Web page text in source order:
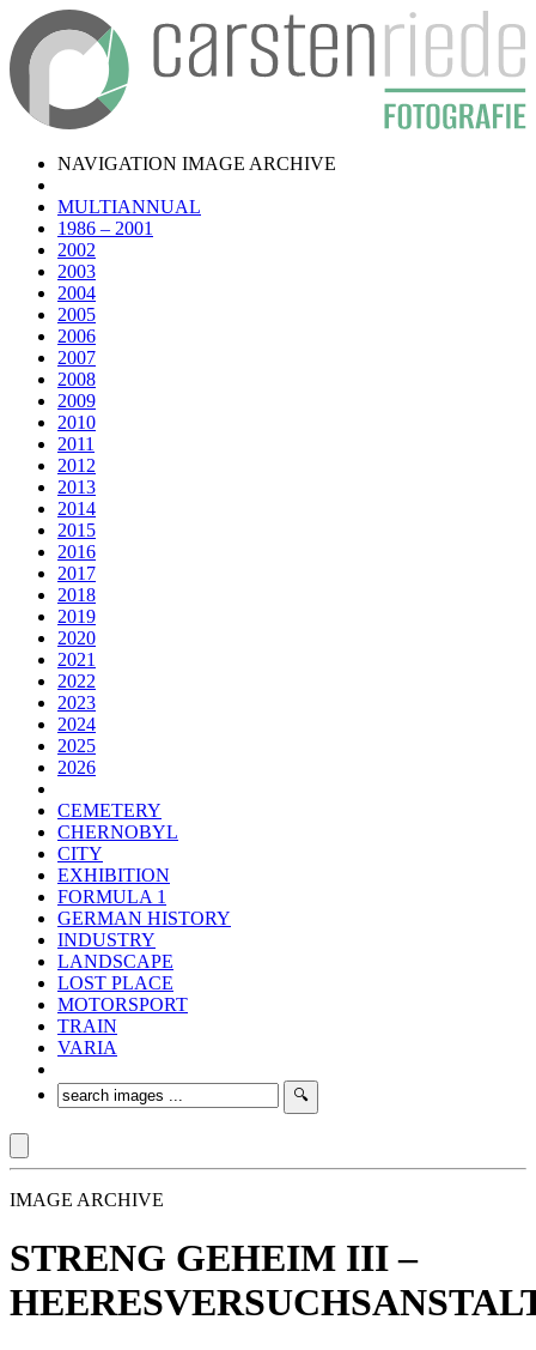
NAVIGATION IMAGE ARCHIVE
MULTIANNUAL
1986 – 2001
2002
2003
2004
2005
2006
2007
2008
2009
2010
2011
2012
2013
2014
2015
2016
2017
2018
2019
2020
2021
2022
2023
2024
2025
2026
CEMETERY
CHERNOBYL
CITY
EXHIBITION
FORMULA 1
GERMAN HISTORY
INDUSTRY
LANDSCAPE
LOST PLACE
MOTORSPORT
TRAIN
VARIA
IMAGE ARCHIVE
STRENG GEHEIM III –